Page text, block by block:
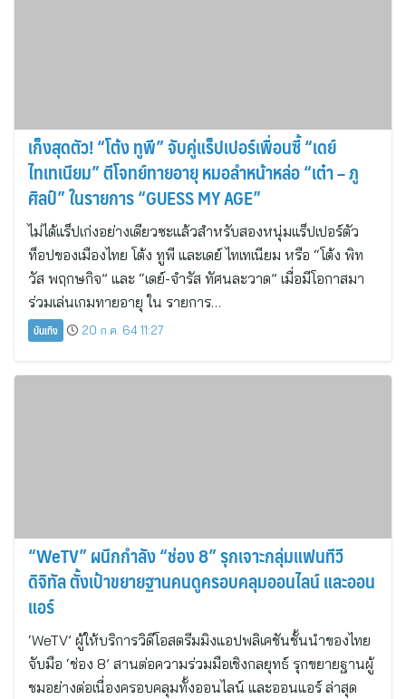
เก็งสุดตัว! “โต้ง ทูพี” จับคู่แร็ปเปอร์เพื่อนซี้ “เดย์
ไทเทเนียม” ตีโจทย์ทายอายุ หมอลำหน้าหล่อ “เต๋า – ภู
ศิลป์” ในรายการ “GUESS MY AGE”
ไม่ได้แร็ปเก่งอย่างเดียวซะแล้วสำหรับสองหนุ่มแร็ปเปอร์ตัว
ท็อปของเมืองไทย โต้ง ทูพี และเดย์ ไทเทเนียม หรือ “โต้ง พิท
วัส พฤกษกิจ” และ “เดย์-จำรัส ทัศนละวาด” เมื่อมีโอกาสมา
ร่วมเล่นเกมทายอายุ ใน รายการ…
บันเทิง 20 ก.ค. 64 11:27
“WeTV” ผนึกกำลัง “ช่อง 8” รุกเจาะกลุ่มแฟนทีวี
ดิจิทัล ตั้งเป้าขยายฐานคนดูครอบคลุมออนไลน์ และออน
แอร์
‘WeTV’ ผู้ให้บริการวิดีโอสตรีมมิงแอปพลิเคชันชั้นนำของไทย
จับมือ ‘ช่อง 8’ สานต่อความร่วมมือเชิงกลยุทธ์ รุกขยายฐานผู้
ชมอย่างต่อเนื่องครอบคลุมทั้งออนไลน์ และออนแอร์ ล่าสุด